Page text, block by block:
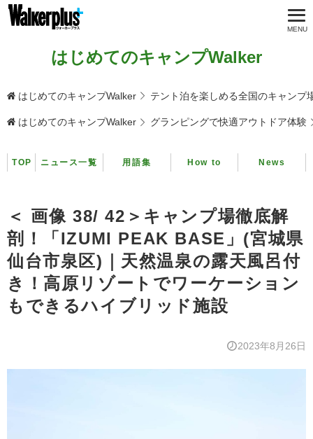
はじめてのキャンプWalker
はじめてのキャンプWalker テント泊を楽しめる全国のキャンプ
はじめてのキャンプWalker グランピングで快適アウトドア体験
TOP ニュース一覧 用語集 How to News
＜ 画像 38/ 42＞キャンプ場徹底解
剖！「IZUMI PEAK BASE」(宮城県
仙台市泉区)｜天然温泉の露天風呂付
き！高原リゾートでワーケーション
もできるハイブリッド施設
2023年8月26日